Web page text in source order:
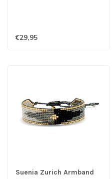
€29,95
Suenia Zurich Armband